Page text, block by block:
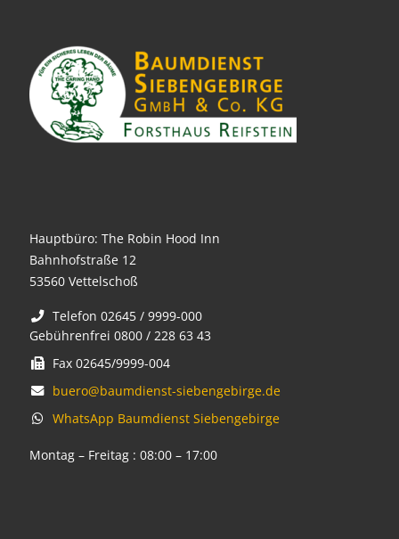
Hauptbüro: The Robin Hood Inn
Bahnhofstraße 12
53560 Vettelschoß
Telefon 02645 / 9999-000
Gebührenfrei 0800 / 228 63 43
Fax 02645/9999-004
buero@baumdienst-siebengebirge.de
WhatsApp Baumdienst Siebengebirge
Montag – Freitag : 08:00 – 17:00